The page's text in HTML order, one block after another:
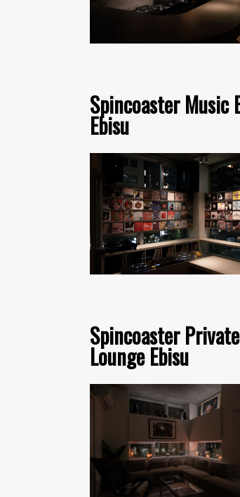
Spincoaster Music
Ebisu
Spincoaster Private
Lounge Ebisu